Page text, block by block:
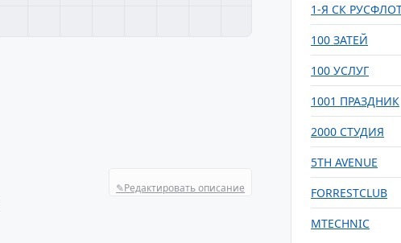
✎Редактировать описание
1-Я СК
100 ЗАТЕЙ
100 УСЛУГ
1001 ПРАЗДНИК
2000 СТУДИЯ
5TH AVENUE
FORRESTCLUB
MTECHNIC